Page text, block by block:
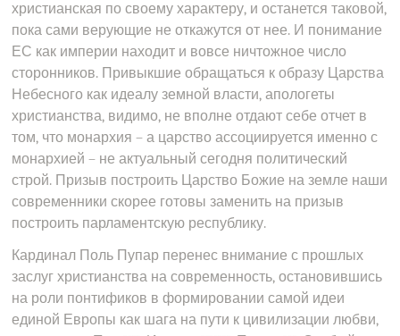
христианская по своему характеру, и останется таковой,
пока сами верующие не откажутся от нее. И понимание
ЕС как империи находит и вовсе ничтожное число
сторонников. Привыкшие обращаться к образу Царства
Небесного как идеалу земной власти, апологеты
христианства, видимо, не вполне отдают себе отчет в
том, что монархия – а царство ассоциируется именно с
монархией – не актуальный сегодня политический
строй. Призыв построить Царство Божие на земле наши
современники скорее готовы заменить на призыв
построить парламентскую республику.
Кардинал Поль Пупар перенес внимание с прошлых
заслуг христианства на современность, остановившись
на роли понтификов в формировании самой идеи
единой Европы как шага на пути к цивилизации любви,